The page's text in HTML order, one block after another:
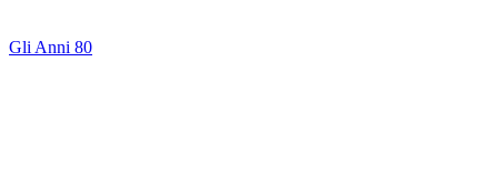
Gli Anni 80